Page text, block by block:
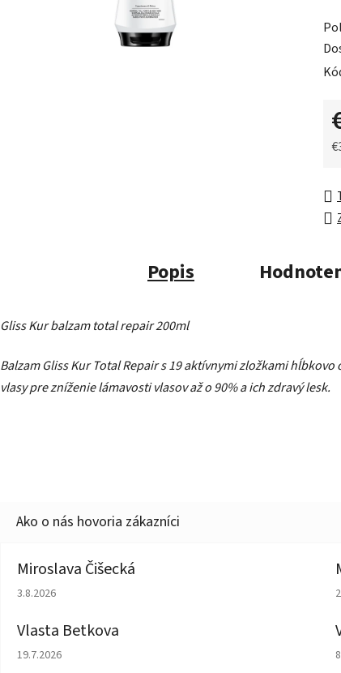
je
0,0
z
Popis
Gliss Kur balzam total repair 200ml
Balzam Gliss Kur Total Repair s 19 aktívnymi zložkami hĺbkovo
vlasy pre zníženie lámavosti vlasov až o 90% a ich zdravý lesk.
Miroslava Čišecká
Hodnotenie obchodu je 1 z 5 hviezdičiek.
3.8.2026
Vlasta Betkova
Hodnotenie obchodu je 5 z 5 hviezdičiek.
19.7.2026